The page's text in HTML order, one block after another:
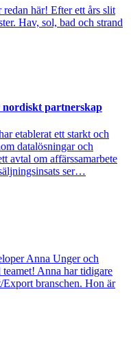
här! Efter ett års slit
Hav, sol, bad och strand
partnerskap
etablerat ett starkt och
datalösningar och
avtal om affärssamarbete
ser…
Anna Unger och
Anna har tidigare
branschen. Hon är